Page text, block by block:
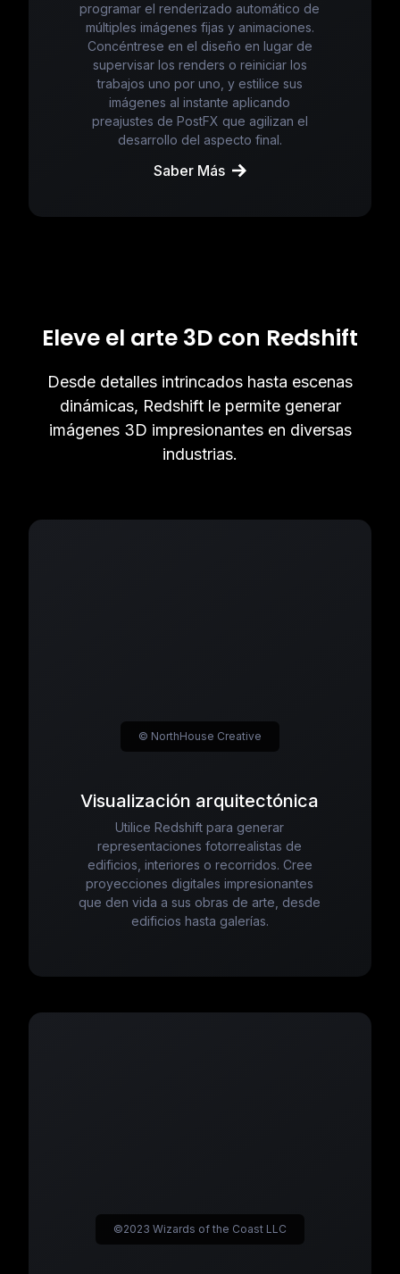
programar el renderizado automático de
múltiples imágenes fijas y animaciones.
Concéntrese en el diseño en lugar de
supervisar los renders o reiniciar los
trabajos uno por uno, y estilice sus
imágenes al instante aplicando
preajustes de PostFX que agilizan el
desarrollo del aspecto final.
Saber Más
Eleve el arte 3D con Redshift
Desde detalles intrincados hasta escenas
dinámicas, Redshift le permite generar
imágenes 3D impresionantes en diversas
industrias.
Visualización arquitectónica
Utilice Redshift para generar
representaciones fotorrealistas de
edificios, interiores o recorridos. Cree
proyecciones digitales impresionantes
que den vida a sus obras de arte, desde
edificios hasta galerías.
© NorthHouse Creative
©2023 Wizards of the Coast LLC